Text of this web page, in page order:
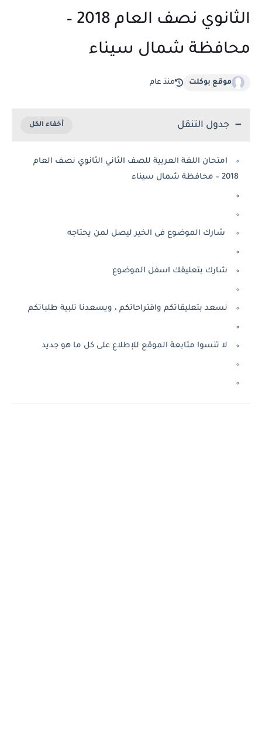
الثانوي نصف العام 2018 –
محافظة شمال سيناء
موقع بوكلت منذ عام
جدول التنقل
امتحان اللغة العربية للصف الثاني الثانوي نصف العام
2018 – محافظة شمال سيناء
شارك الموضوع فى الخير ليصل لمن يحتاجه
شارك بتعليقك اسفل الموضوع
نسعد بتعليقاتكم واقتراحاتكم ، ويسعدنا تلبية طلباتكم
لا تنسوا متابعة الموقع للإطلاع على كل ما هو جديد